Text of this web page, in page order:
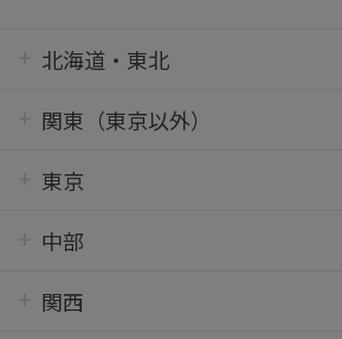
北海道・東北
関東（東京以外）
東京
中部
関西